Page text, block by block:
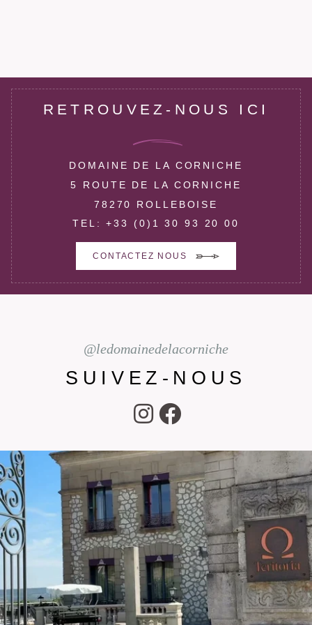
RETROUVEZ-NOUS ICI
DOMAINE DE LA CORNICHE
5 ROUTE DE LA CORNICHE
78270 ROLLEBOISE
TEL:+33 (0)1 30 93 20 00
CONTACTEZ NOUS
@ledomainedelacorniche
SUIVEZ-NOUS